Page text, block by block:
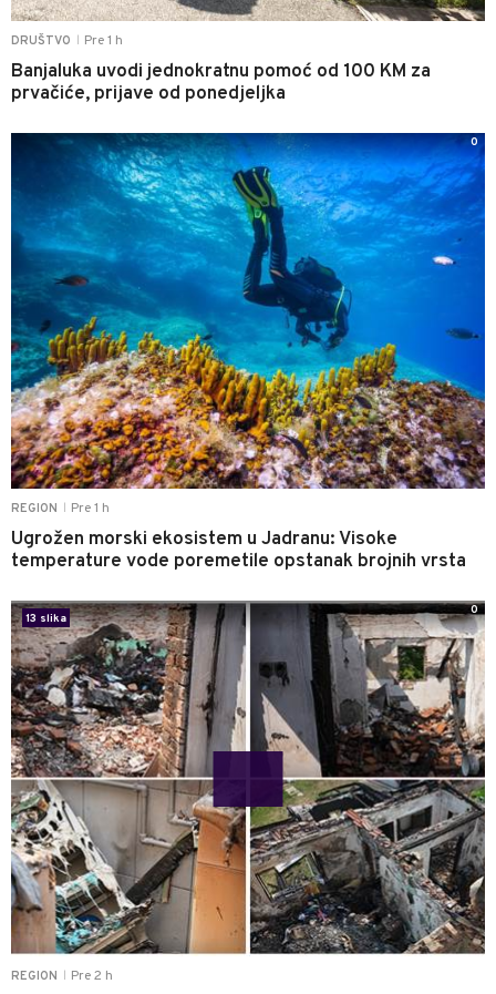
DRUŠTVO Pre 1 h
Banjaluka uvodi jednokratnu pomoć od 100 KM za
prvačiće, prijave od ponedjeljka
REGION Pre 1 h
Ugrožen morski ekosistem u Jadranu: Visoke
temperature vode poremetile opstanak brojnih vrsta
0
REGION Pre 2 h
13 slika
0